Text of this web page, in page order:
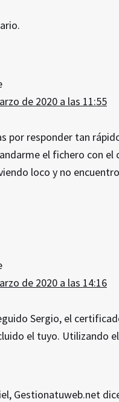
de 2020 a las 11:55
por responder tan
el fichero con
loco y no
de 2020 a las 14:16
Sergio, el
el tuyo. Utilizando
Gestionatuweb.net